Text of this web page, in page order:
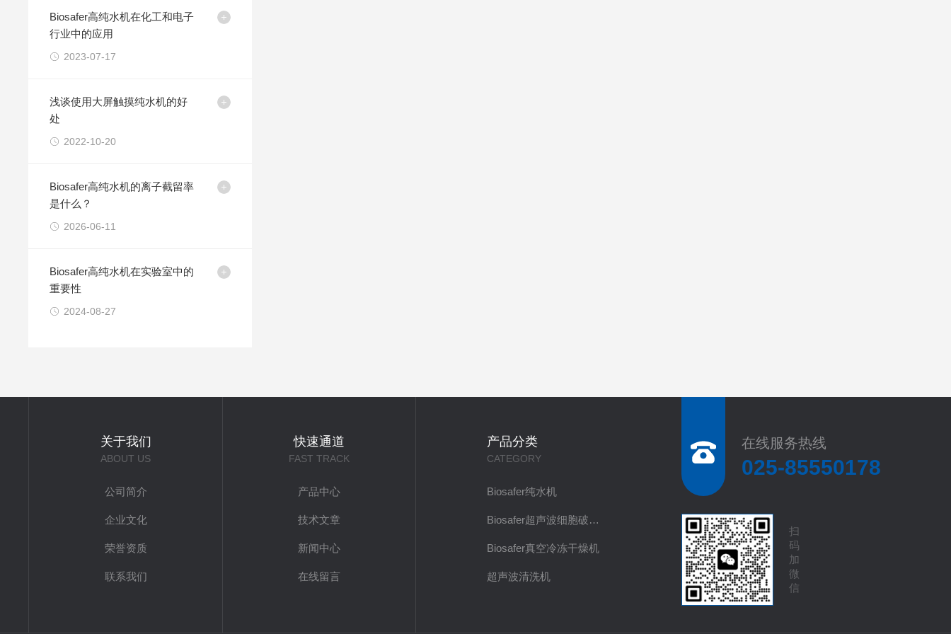
Biosafer高纯水机在化工和电子
行业中的应用
2023-07-17
浅谈使用大屏触摸纯水机的好
处
2022-10-20
Biosafer高纯水机的离子截留率
是什么？
2026-06-11
Biosafer高纯水机在实验室中的
重要性
2024-08-27
关于我们
ABOUT US
公司简介
企业文化
荣誉资质
联系我们
快速通道
FAST TRACK
产品中心
技术文章
新闻中心
在线留言
产品分类
CATEGORY
Biosafer纯水机
Biosafer超声波细胞破碎仪
Biosafer真空冷冻干燥机
超声波清洗机
在线服务热线
025-85550178
扫
码
加
微
信